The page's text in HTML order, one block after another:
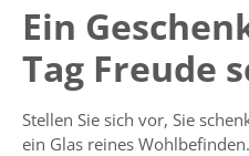
Ein
Tag Freude
Stellen Sie sich vor, Sie
ein Glas reines Wohlbefinden.